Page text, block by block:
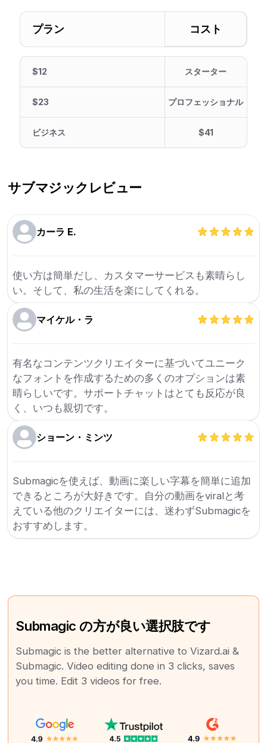
プラン コスト
$12 スターター
$23 プロフェッショナル
ビジネス $41
サブマジック レビュー
カーラ E.
使い方は簡単だし、カスタマーサービスも素晴らし
い。そして、私の生活を楽にしてくれる。
マイケル・ラ
有名なコンテンツクリエイターに基づいてユニーク
なフォントを作成するための多くのオプションは素
晴らしいです。サポートチャットはとても反応が良
く、いつも親切です。
ショーン・ミンツ
Submagicを使えば、動画に楽しい字幕を簡単に追加
できるところが大好きです。自分の動画をviralと考
えている他のクリエイターには、迷わずSubmagicを
おすすめします。
Submagic の方が良い選択肢です
Submagic is the better alternative to Vizard.ai &
Submagic. Video editing done in 3 clicks, saves
you time. Edit 3 videos for free.